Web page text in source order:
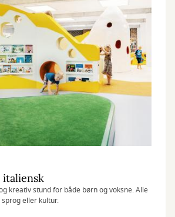
italiensk
kreativ stund for både børn og voksne. Alle
eller kultur.